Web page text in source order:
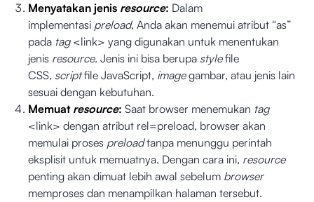
Menyatakan jenis resource: Dalam
implementasi preload, Anda akan menemui atribut “as”
pada tag<link> yang digunakan untuk menentukan
jenis resource. Jenis ini bisa berupa stylefile
CSS, scriptfile JavaScript, imagegambar, atau jenis lain
sesuai dengan kebutuhan.
Memuat resource: Saat browser menemukan tag
<link> dengan atribut rel=preload, browser akan
memulai proses preloadtanpa menunggu perintah
eksplisit untuk memuatnya. Dengan cara ini, resource
penting akan dimuat lebih awal sebelum browser
memproses dan menampilkan halaman tersebut.